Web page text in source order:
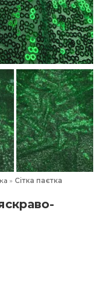
» Сітка паєтка